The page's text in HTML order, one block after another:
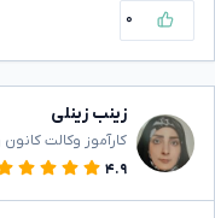
۰
زینب زینلی
کارآموز وکالت
۴.۹